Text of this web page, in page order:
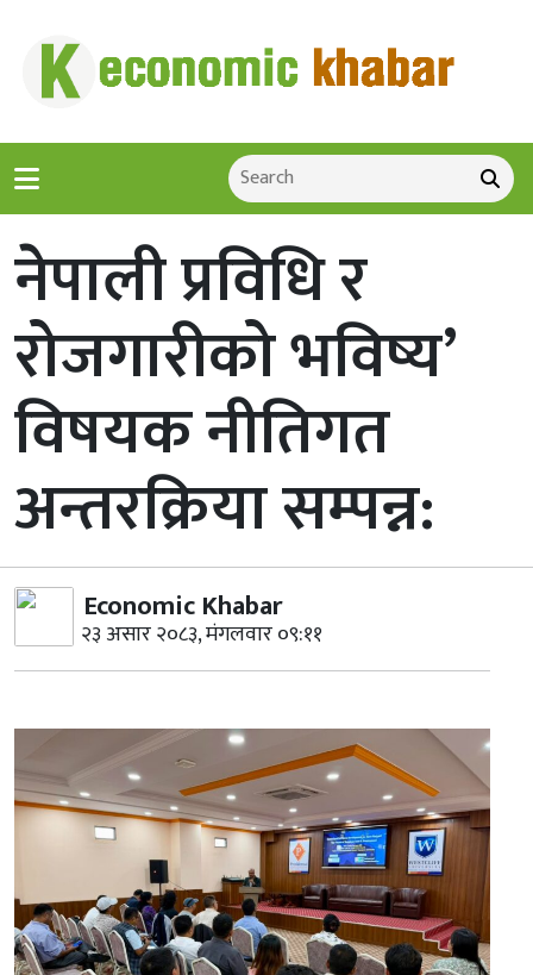
नेपाली प्रविधि र
रोजगारीको भविष्य’
विषयक नीतिगत
अन्तरक्रिया सम्पन्न:
Economic Khabar
२३ असार २०८३, मंगलवार ०९:११